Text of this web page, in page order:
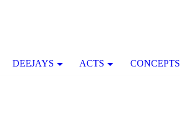
DEEJAYS ACTS CONCEPTS